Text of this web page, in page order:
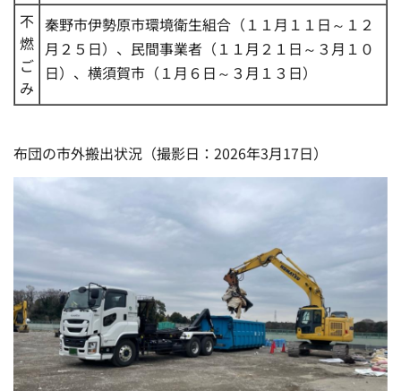
不
燃
ご
み
秦野市伊勢原市環境衛生組合（１１月１１日～１２
月２５日）、民間事業者（１１月２１日～３月１０
日）、横須賀市（１月６日～３月１３日）
布団の市外搬出状況（撮影日：2026年3月17日）